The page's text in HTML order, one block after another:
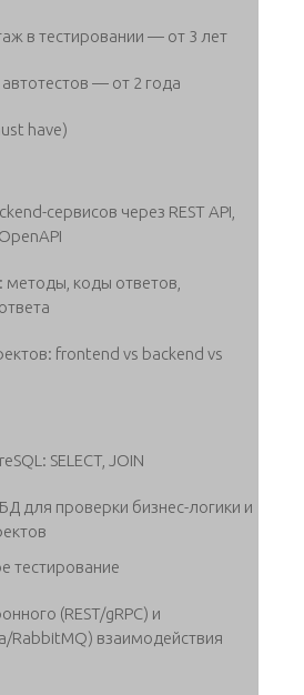
в тестировании — от 3 лет
— от 2 года
have)
сервисов через REST API,
коды ответов,
frontend vs backend vs
SELECT, JOIN
для проверки бизнес-логики и
тестирование
(REST/gRPC) и
RabbitMQ) взаимодействия